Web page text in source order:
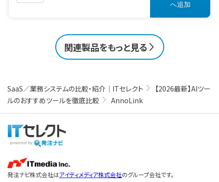
SaaS／業務システムの比較・紹介｜ITセレクト
【2026最新】AIツー
ルのおすすめツールを徹底比較
AnnoLink
へ追加
関連製品をもっと見る
発注ナビ株式会社はアイティメディア株式会社のグループ会社です。